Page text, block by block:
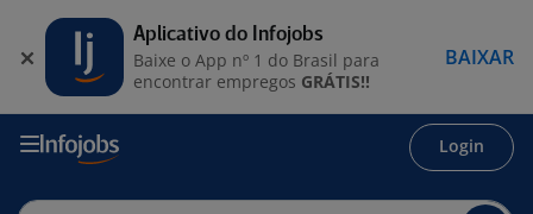
Login
Aplicativo do Infojobs
Baixe o App nº 1 do Brasil para
encontrar empregos GRÁTIS!!
BAIXAR